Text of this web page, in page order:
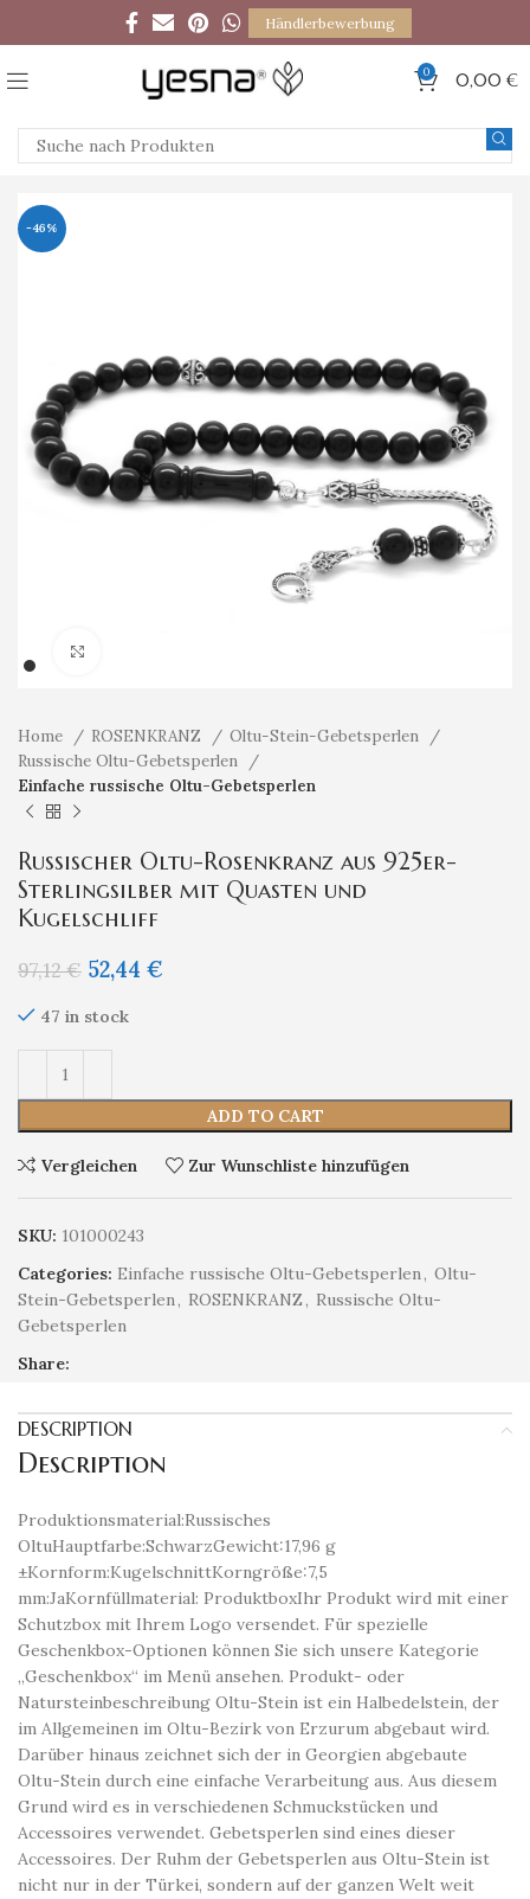
Händlerbewerbung
0 0,00 €
-46%
Home ROSENKRANZ
Oltu-Stein-Gebetsperlen
Russische Oltu-Gebetsperlen
Einfache russische Oltu-Gebetsperlen
Russischer Oltu-Rosenkranz aus 925er-
Sterlingsilber mit Quasten und
Kugelschliff
97,12€ 52,44 €
47 in stock
ADD TO CART
Vergleichen Zur Wunschliste hinzufügen
SKU: 101000243
Categories: Einfache russische Oltu-Gebetsperlen, Oltu-
Stein-Gebetsperlen, ROSENKRANZ, Russische Oltu-
Gebetsperlen
Share:
DESCRIPTION
Description
Produktionsmaterial:Russisches
OltuHauptfarbe:SchwarzGewicht:17,96 g
±Kornform:KugelschnittKorngröße:7,5
mm:JaKornfüllmaterial: ProduktboxIhr Produkt wird mit einer
Schutzbox mit Ihrem Logo versendet. Für spezielle
Geschenkbox-Optionen können Sie sich unsere Kategorie
„Geschenkbox“ im Menü ansehen. Produkt- oder
Natursteinbeschreibung Oltu-Stein ist ein Halbedelstein, der
im Allgemeinen im Oltu-Bezirk von Erzurum abgebaut wird.
Darüber hinaus zeichnet sich der in Georgien abgebaute
Oltu-Stein durch eine einfache Verarbeitung aus. Aus diesem
Grund wird es in verschiedenen Schmuckstücken und
Accessoires verwendet. Gebetsperlen sind eines dieser
Accessoires. Der Ruhm der Gebetsperlen aus Oltu-Stein ist
nicht nur in der Türkei, sondern auf der ganzen Welt weit